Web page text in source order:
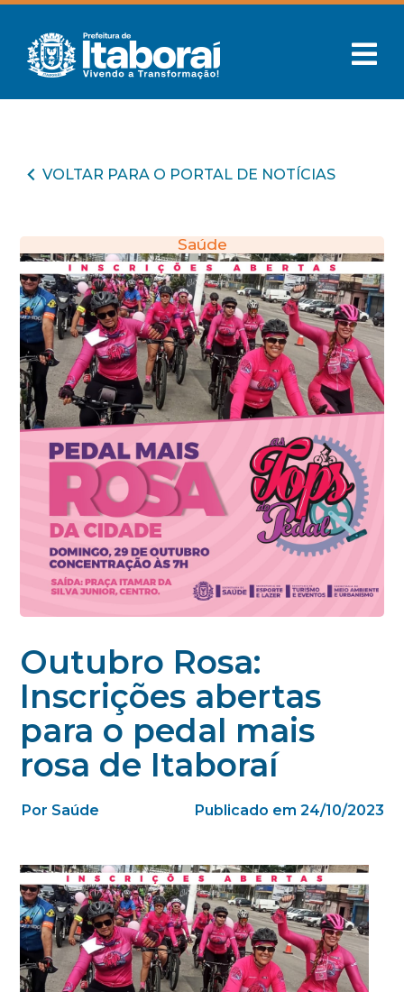
VOLTAR PARA O PORTAL DE NOTÍCIAS
Saúde
Outubro Rosa:
Inscrições abertas
para o pedal mais
rosa de Itaboraí
Por Saúde Publicado em 24/10/2023